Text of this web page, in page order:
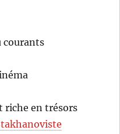
courants
riche en trésors